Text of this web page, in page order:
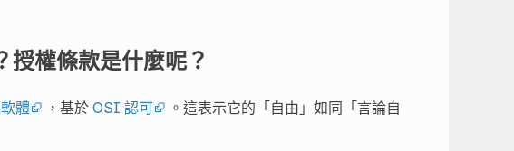
權條款是什麼呢？
體 ，基於 OSI 認可
。這表示它的「自由」如同「言論自